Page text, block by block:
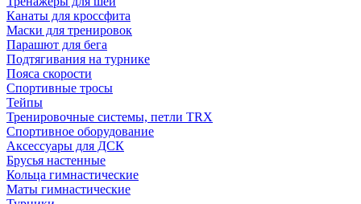
Канаты для кроссфита
Маски для тренировок
Парашют для бега
Подтягивания на турнике
Пояса скорости
Спортивные тросы
Тейпы
Тренировочные системы, петли TRX
Спортивное оборудование
Аксессуары для ДСК
Брусья настенные
Кольца гимнастические
Маты гимнастические